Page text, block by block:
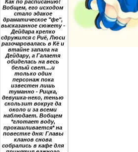
Как по расписанию!
Вобщем, его исходом
стало эдакое
драматическое "фе",
высказанное сюжету -
Дейдара крепко
сдружился с Риё, Люси
разочаровалась в Кё и
втайне запала на
Дейдару, а Галаетя
обиделась на весь
белый свет....и
только один
персонаж пока
известен лишь
туманно - Рицка,
девушка-неко, тенью
скользит вокруг да
около и за всеми
наблюдает. Вобщем
*глотает воду,
прокашливается* на
повестке дня: Главы
кланов снова
собрались в кафе для